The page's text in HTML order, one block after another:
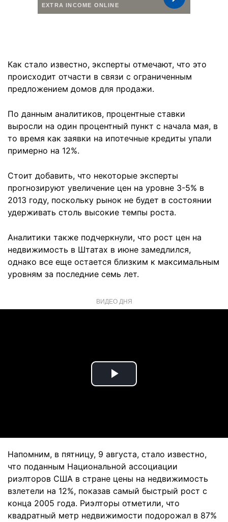
Как стало известно, эксперты отмечают, что это
происходит отчасти в связи с ограниченным
предложением домов для продажи.
По данным аналитиков, процентные ставки
выросли на один процентный пункт с начала мая, в
то время как заявки на ипотечные кредиты упали
примерно на 12%.
Стоит добавить, что некоторые эксперты
прогнозируют увеличение цен на уровне 3-5% в
2013 году, поскольку рынок не будет в состоянии
удерживать столь высокие темпы роста.
Аналитики также подчеркнули, что рост цен на
недвижимость в Штатах в июне замедлился,
однако все еще остается близким к максимальным
уровням за последние семь лет.
ВИДЕО ДНЯ
Play
Напомним, в пятницу, 9 августа, стало известно,
что поданным Национальной ассоциации
риэлторов США в стране цены на недвижимость
взлетели на 12%, показав самый быстрый рост с
конца 2005 года. Риэлторы отметили, что
квадратный метр недвижимости подорожал в 87%